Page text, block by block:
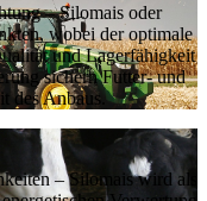
– Silomais oder
wobei der optimale
und Lagerfähigkeit
sichern Futter- und
des Anbaus.
– Silomais wird als